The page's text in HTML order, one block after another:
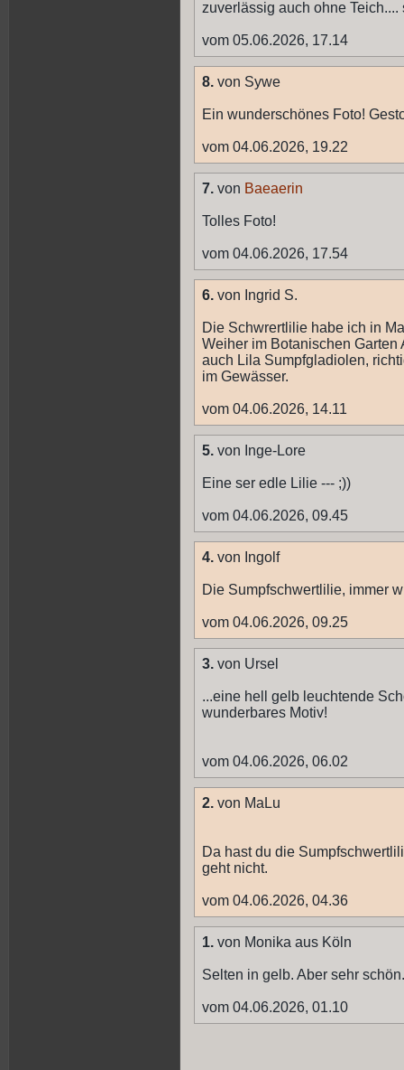
zuverlässig auch ohne
vom 05.06.2026, 17.14
8. von Sywe
Ein wunderschönes Foto!
vom 04.06.2026, 19.22
7. von Baeaerin
Tolles Foto!
vom 04.06.2026, 17.54
6. von Ingrid S.
Die Schwrertlilie habe ich in
Weiher im Botanischen Garten
auch Lila Sumpfgladiolen,
im Gewässer.
vom 04.06.2026, 14.11
5. von Inge-Lore
Eine ser edle Lilie --- ;))
vom 04.06.2026, 09.45
4. von Ingolf
Die Sumpfschwertlilie, immer
vom 04.06.2026, 09.25
3. von Ursel
...eine hell gelb leuchtende
wunderbares Motiv!
vom 04.06.2026, 06.02
2. von MaLu
Da hast du die
geht nicht.
vom 04.06.2026, 04.36
1. von Monika aus Köln
Selten in gelb. Aber sehr schön.
vom 04.06.2026, 01.10